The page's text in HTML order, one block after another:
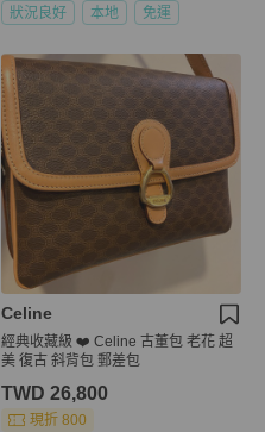
狀況良好 本地 免運
Celine
經典收藏級 ❤️ Celine 古董包 老花 超
美 復古 斜背包 郵差包
TWD 26,800
現折 800